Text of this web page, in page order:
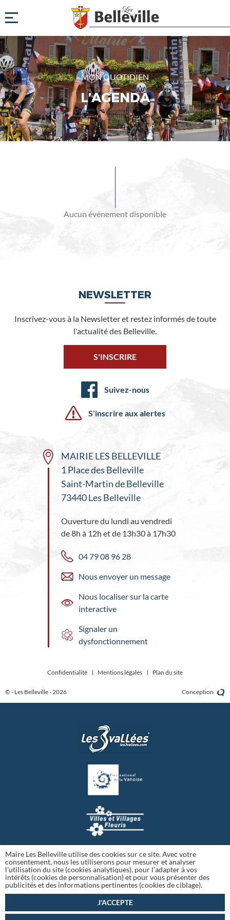
MON QUOTIDIEN
L’AGENDA
Aucun événement disponible
NEWSLETTER
Inscrivez-vous à la Newsletter et restez informés de toute
l'actualité des Belleville.
S'INSCRIRE
Suivez-nous
S'inscrire aux alertes
MAIRIE LES BELLEVILLE
1 Place des Belleville
Saint-Martin de Belleville
73440 Les Belleville
Ouverture du lundi au vendredi
de 8h à 12h et de 13h30 à 17h30
04 79 08 96 28
Nous envoyer un message
Nous localiser sur la carte
interactive
Signaler un
dysfonctionnement
© - Les Belleville - 2026
Confidentialité Mentions légales Plan du site
Conception
Maire Les Belleville utilise des cookies sur ce site. Avec votre
consentement, nous les utiliserons pour mesurer et analyser
l'utilisation du site (cookies analytiques), pour l'adapter à vos
intérêts (cookies de personnalisation) et pour vous présenter des
publicités et des informations pertinentes (cookies de ciblage).
J'ACCEPTE